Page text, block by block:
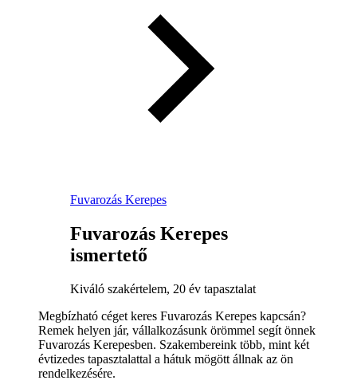
Fuvarozás Kerepes
Fuvarozás Kerepes
ismertető
Kiváló szakértelem, 20 év tapasztalat
Megbízható céget keres Fuvarozás Kerepes kapcsán?
Remek helyen jár, vállalkozásunk örömmel segít önnek
Fuvarozás Kerepesben. Szakembereink több, mint két
évtizedes tapasztalattal a hátuk mögött állnak az ön
rendelkezésére.